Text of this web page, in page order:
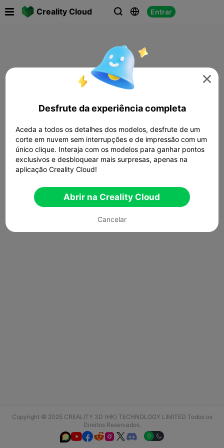
Creality Cloud   Entrar
Copyright © 2025 CREALITY 3D (HK) TECHNOLOGY LIMITED Todos os
Direitos Reservados.
  

Desfrute da experiência completa
Aceda a todos os detalhes dos modelos, desfrute de um
corte em nuvem sem interrupções e de impressão com um
único clique. Interaja com os modelos para ganhar pontos
exclusivos e desbloquear mais surpresas, apenas na
aplicação Creality Cloud!
Abrir na Creality Cloud
Cancelar